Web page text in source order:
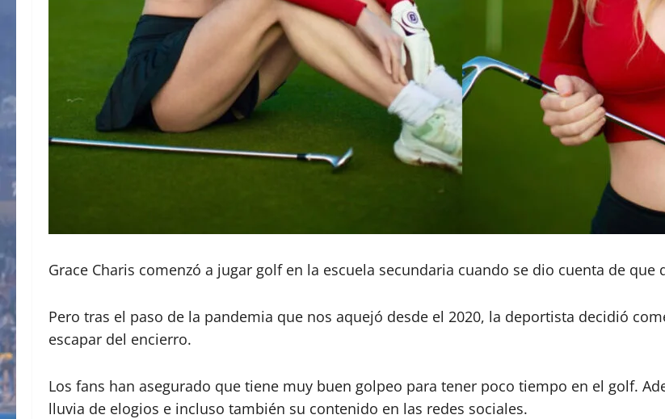
Grace Charis comenzó a jugar golf en la escuela secundaria cuando se dio cuenta de
Pero tras el paso de la pandemia que nos aquejó desde el 2020, la deportista decidió
escapar del encierro.​
Los fans han asegurado que tiene muy buen golpeo para tener poco tiempo en el golf.
lluvia de elogios e incluso también su contenido en las redes sociales.